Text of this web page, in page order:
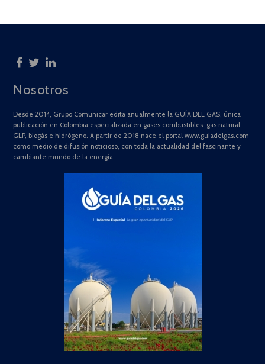
Nosotros
Desde 2014, Grupo Comunicar edita anualmente la GUÍA DEL GAS, única
publicación en Colombia especializada en gases combustibles: gas natural,
GLP, biogás e hidrógeno. A partir de 2018 nace el portal www.guiadelgas.com
como medio de difusión noticioso, con toda la actualidad del fascinante y
cambiante mundo de la energía.